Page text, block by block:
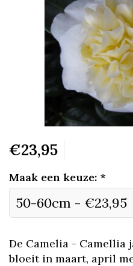
€23,95
Maak een keuze: *
De Camelia - Camellia
bloeit in maart, april